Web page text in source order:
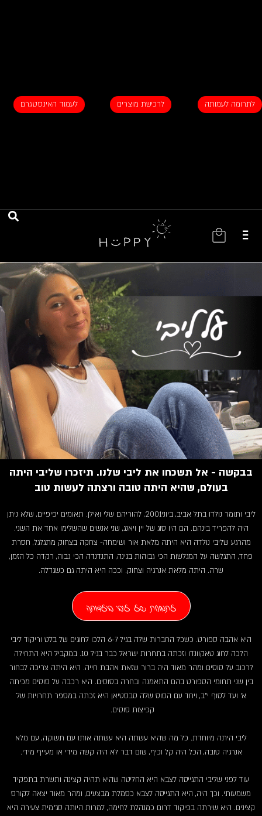
לתרומה לעמותה לרכישת מוצרים לעמוד האינסטגרם
עגלת
קניות
בבקשה - אל תשכחו את ליבי שלנו. תיזכרו שליבי היתה
בעולם, שהיא היתה טובה ורצתה לעשות טוב
ליבי ותומר נולדו בתל אביב, ביוני2001, להוריהם שלי ואילן. תאומים יפיפיים, שלא ניתן
היה להפריד בינהם. הם היו סוג של יין ויאנג, שני אנשים שהשלימו אחד את השני.
מהרגע שליבי נולדה היא היתה מלאת אור ושימחה- צחקה בצחוק מתגלגל, חסרת
פחד, התגלשה על המגלשות הכי גבוהות בגינה, התנדנדה הכי גבוה, רקדה כל הזמן,
שרה. היתה מלאת אנרגיה וצחוק. וככה היא היתה גם כשגדלה.
לתמונות של ליבי בילדותה
היא אהבה ספורט. כשכל החברות שלה בגיל 6-7 הלכו לחוגים של בלט וריקוד ליבי
הלכה לחוג טאקוונדו וזכתה בתחרות ישראל כבר בגיל 10. במקביל היא התחילה
לרכוב על סוסים ומהר מאוד היה ברור שזאת אהבת חייה. היא היתה צריכה לבחור
בין שני תחומי הספורט בהם התאמנה ובחרה בסוסים. היא רכבה על סוסים מכיתה
א' ועד לסוף י"ב, ויחד עם הסוס שלה סבסטיאן היא זכתה במספר תחרויות של
קפיצות סוסים.
ליבי היתה מיוחדת. כל מה שהיא עשתה היא עשתה אותו עם תשוקה, עם מלא
אנרגיה טובה, הכל היה קל וכיף, שום דבר לא היה קשה מידי או מעייף מידי.
עוד לפני שליבי התגייסה לצבא היא החליטה שהיא תהיה קצינה ותשרת בתפקיד
משמעותי. וכך היה, היא התגייסה לצבא כסמלת מבצעים, ומהר מאוד יצאה לקורס
קצינים. היא שירתה בפיקוד דרום כמנהלת לחימה, למרות היותה סג"מית צעירה היא